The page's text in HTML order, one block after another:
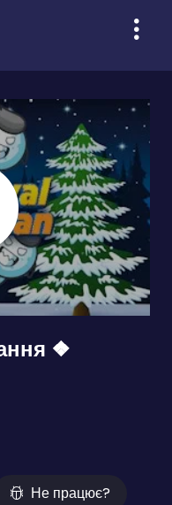
❖
Не працює?